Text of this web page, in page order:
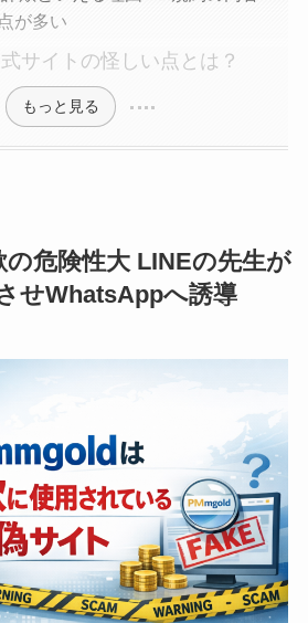
が多い
サイトの怪しい点とは？
もっと見る
危険性大 LINEの先生が
せWhatsAppへ誘導